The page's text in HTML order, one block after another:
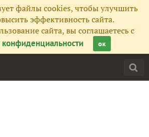
файлы cookies, чтобы улучшить
эффективность сайта.
сайта, вы соглашаетесь с
ок